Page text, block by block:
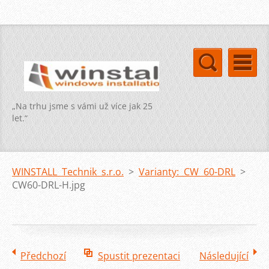
„Na trhu jsme s vámi už více jak 25
let.“
WINSTALL Technik s.r.o. > Varianty: CW 60-DRL >
CW60-DRL-H.jpg
Předchozí Spustit prezentaci Následující